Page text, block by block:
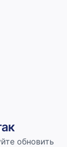
обновить